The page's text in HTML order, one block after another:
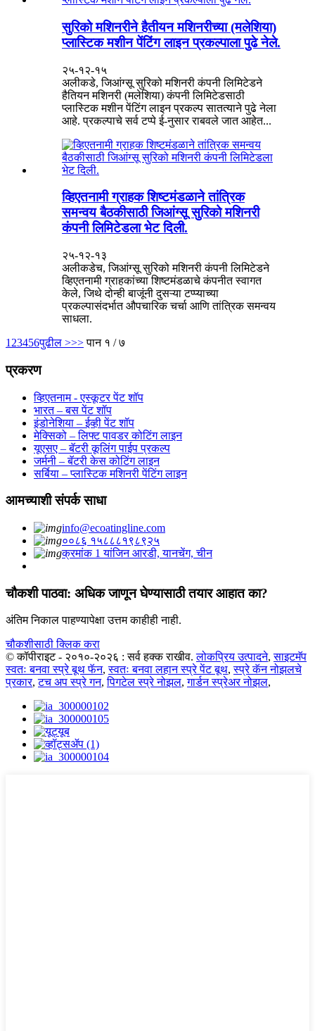
सुरिको मशिनरीने हैतीयन मशिनरीच्या (मलेशिया)
प्लास्टिक मशीन पेंटिंग लाइन प्रकल्पाला पुढे नेले.
२५-१२-१५
अलीकडे, जिआंग्सू सुरिको मशिनरी कंपनी लिमिटेडने
हैतियन मशिनरी (मलेशिया) कंपनी लिमिटेडसाठी
प्लास्टिक मशीन पेंटिंग लाइन प्रकल्प सातत्याने पुढे नेला
आहे. प्रकल्पाचे सर्व टप्पे ई-नुसार राबवले जात आहेत...
व्हिएतनामी ग्राहक शिष्टमंडळाने तांत्रिक
समन्वय बैठकीसाठी जिआंग्सू सुरिको मशिनरी
कंपनी लिमिटेडला भेट दिली.
२५-१२-१३
अलीकडेच, जिआंग्सू सुरिको मशिनरी कंपनी लिमिटेडने
व्हिएतनामी ग्राहकांच्या शिष्टमंडळाचे कंपनीत स्वागत
केले, जिथे दोन्ही बाजूंनी दुसऱ्या टप्प्याच्या
प्रकल्पासंदर्भात औपचारिक चर्चा आणि तांत्रिक समन्वय
साधला.
1 23456पुढील >>> पान १ / ७
प्रकरण
व्हिएतनाम - एस्कूटर पेंट शॉप
भारत – बस पेंट शॉप
इंडोनेशिया – ईव्ही पेंट शॉप
मेक्सिको – लिफ्ट पावडर कोटिंग लाइन
यूएसए – बॅटरी कूलिंग पाईप प्रकल्प
जर्मनी – बॅटरी केस कोटिंग लाइन
सर्बिया – प्लास्टिक मशिनरी पेंटिंग लाइन
आमच्याशी संपर्क साधा
info@ecoatingline.com
००८६ १५८८८१९८९२५
क्रमांक 1 यांजिन आरडी, यानचेंग, चीन
चौकशी पाठवा: अधिक जाणून घेण्यासाठी तयार आहात का?
अंतिम निकाल पाहण्यापेक्षा उत्तम काहीही नाही.
चौकशीसाठी क्लिक करा
© कॉपीराइट - २०१०-२०२६ : सर्व हक्क राखीव. लोकप्रिय उत्पादने,साइटमॅप
स्वतः बनवा स्प्रे बूथ फॅन,स्वतः बनवा लहान स्प्रे पेंट बूथ,स्प्रे कॅन नोझलचे
प्रकार,टच अप स्प्रे गन,पिगटेल स्प्रे नोझल,गार्डन स्प्रेअर नोझल,